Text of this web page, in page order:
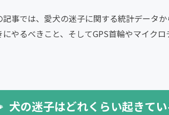
記事では、愛犬の迷子に関する統計データ
にやるべきこと、そしてGPS首輪やマイク
犬の迷子はどれくらい起きてい